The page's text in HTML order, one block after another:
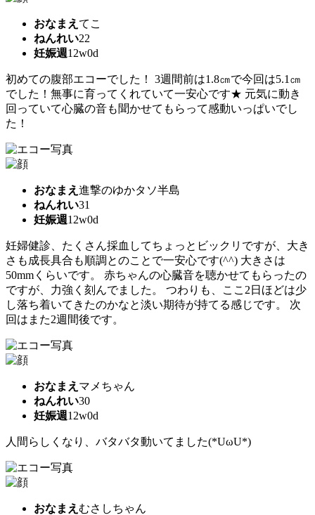
おなまえ てこ
ねんれい22
妊娠週12w0d
初めての腹部エコーでした！ 3週間前は1.8㎝で今回は5.1㎝
でした！無事に育ってくれていて一安心です★ 元気に動き
回っていて心臓の音も聞かせてもらって感動いっぱいでし
た！
おなまえ 進撃のゆかタソ半島
ねんれい31
妊娠週12w0d
妊婦健診、たくさん採血してちょっとビックリですが、大き
さも成長具合も順調とのことで一安心です(^^) 大きさは
50mmくらいです。 赤ちゃんの心臓音を聴かせてもらったの
ですが、力強く刻んでました。 つわりも、ここ2日ほどは少
し落ち着いてきたのかなと淡い期待が持てる感じです。 次
回はまた2週間後です。
おなまえ マメちゃん
ねんれい30
妊娠週12w0d
人間らしくなり、バタバタ動いてました(*UωU*)
おなまえ むさしちゃん